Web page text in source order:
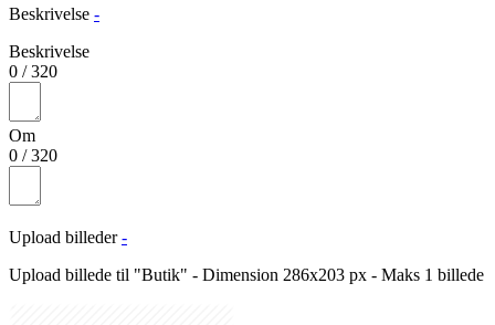
Beskrivelse -
Beskrivelse
0 /320
Om
0 /320
Upload billeder -
Upload billede til "Butik" - Dimension 286x203 px - Maks 1 billede